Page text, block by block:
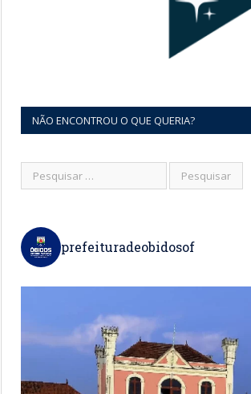
NÃO ENCONTROU O QUE QUERIA?
prefeituradeobidosof